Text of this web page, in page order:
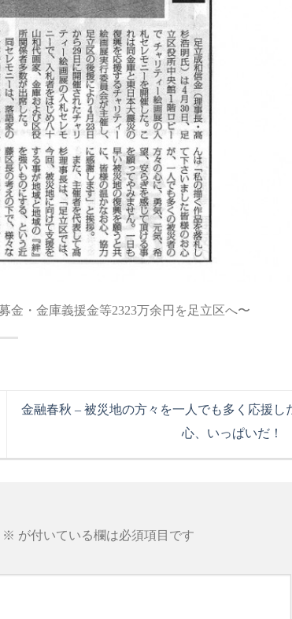
金・金庫義援金等2323万余円を足立区へ〜
金融春秋 – 被災地の方々を一人でも多く応援し
心、いっぱいだ！
※ が付いている欄は必須項目です